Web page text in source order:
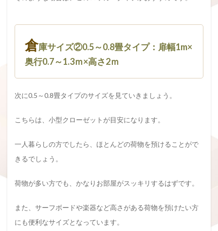
倉庫サイズ②0.5～0.8畳タイプ：扉幅1m×
奥行0.7～1.3ｍ×高さ2ｍ
次に0.5～0.8畳タイプのサイズを見ていきましょう。
こちらは、小型クローゼットが目安になります。
一人暮らしの方でしたら、ほとんどの荷物を預けることがで
きるでしょう。
荷物が多い方でも、かなりお部屋がスッキリするはずです。
また、サーフボードや楽器など高さがある荷物を預けたい方
にも便利なサイズとなっています。